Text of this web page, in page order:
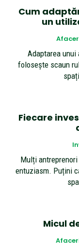
Cum
un
Adaptarea unui
folosește scaun
Fiecare
Mulți
entuziasm. Puțini
Micul